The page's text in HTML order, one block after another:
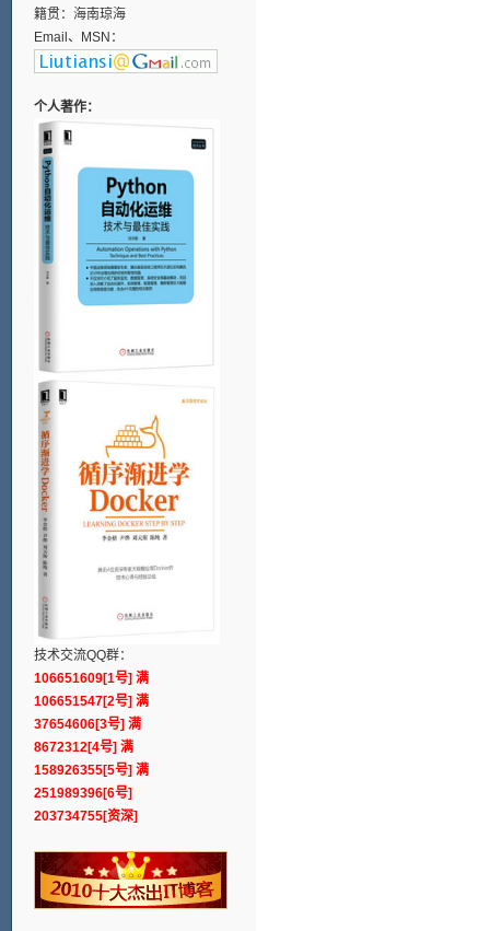
籍贯：海南琼海
Email、MSN：
个人著作：
技术交流QQ群：
106651609[1号] 满
106651547[2号] 满
37654606[3号] 满
8672312[4号] 满
158926355[5号] 满
251989396[6号]
203734755[资深]